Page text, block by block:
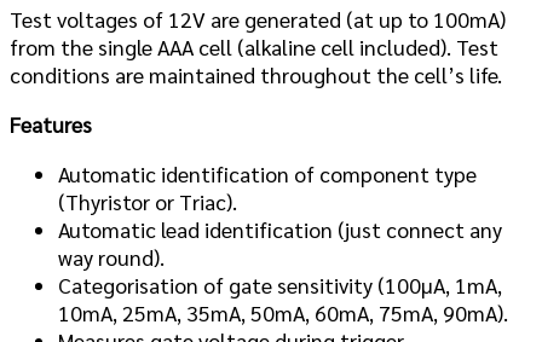
Test voltages of 12V are generated (at up to 100mA)
from the single AAA cell (alkaline cell included). Test
conditions are maintained throughout the cell’s life.
Features
Automatic identification of component type
(Thyristor or Triac).
Automatic lead identification (just connect any
way round).
Categorisation of gate sensitivity (100µA, 1mA,
10mA, 25mA, 35mA, 50mA, 60mA, 75mA, 90mA).